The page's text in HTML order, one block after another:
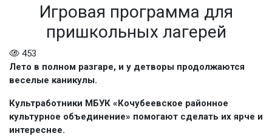
Игровая программа для
пришкольных лагерей
453
Лето в полном разгаре, и у детворы продолжаются
веселые каникулы.
Культработники МБУК «Кочубеевское районное
культурное объединение» помогают сделать их ярче и
интереснее.